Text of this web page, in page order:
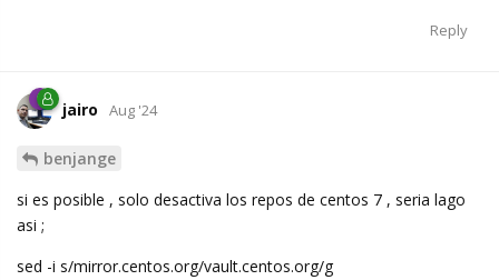
Reply
jairo Aug '24
benjange
si es posible , solo desactiva los repos de centos 7 , seria lago
asi ;
sed -i s/mirror.centos.org/vault.centos.org/g